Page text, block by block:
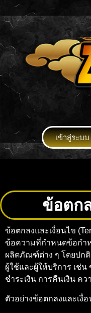
เข้าสู่ระบบ
ข้อตก
ข้อตกลงและเงื่อนไข
ข้อความที่กำหนดข้อกำ
ผลิตภัณฑ์ต่าง ๆ โดยปก
ผู้ใช้และผู้ให้บริการ เช่
ชำระเงิน การคืนเงิน ค
ตัวอย่างข้อตกลงและเงื่อ